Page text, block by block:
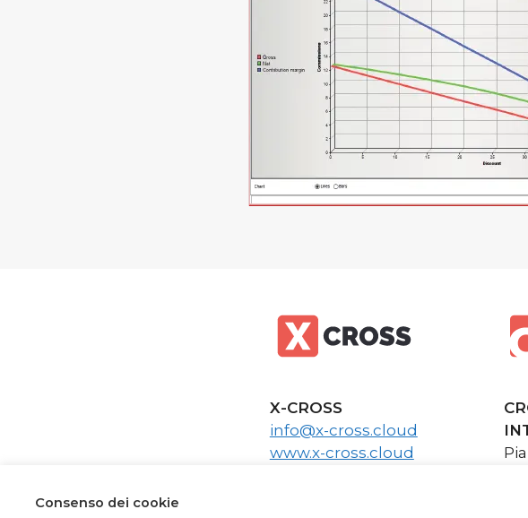
X-CROSS
info@x-cross.cloud
www.x-cross.cloud
Consenso dei cookie